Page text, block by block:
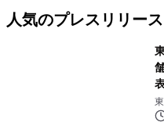
人気のプレスリリース